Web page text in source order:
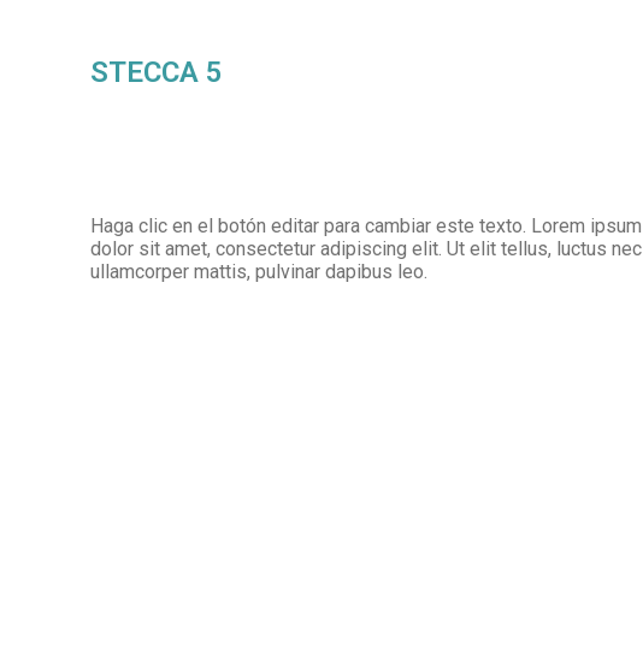
STECCA 5
Haga clic en el botón editar para cambiar este texto. Lorem ipsum
dolor sit amet, consectetur adipiscing elit. Ut elit tellus, luctus nec
ullamcorper mattis, pulvinar dapibus leo.